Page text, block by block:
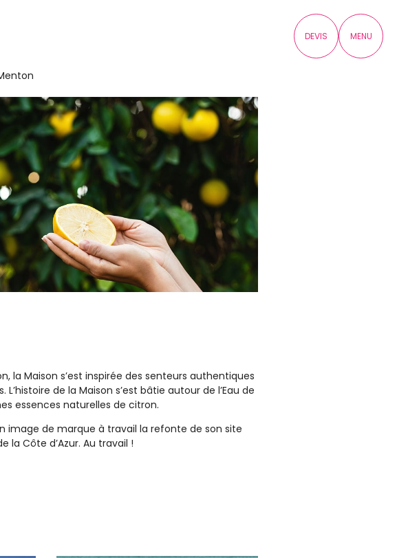
DEVIS MENU
Maison s’est inspirée des senteurs authentiques
de la Maison s’est bâtie autour de l’Eau de
essences naturelles de citron.
de marque à travail la refonte de son site
Côte d’Azur. Au travail !